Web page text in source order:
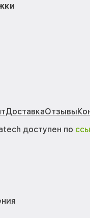
ДоставкаОтзывы
доступен по